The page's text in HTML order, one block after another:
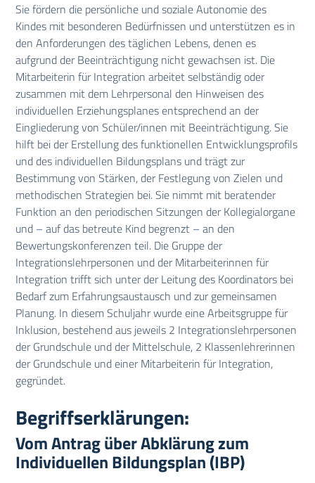
Sie fördern die persönliche und soziale Autonomie des
Kindes mit besonderen Bedürfnissen und unterstützen es in
den Anforderungen des täglichen Lebens, denen es
aufgrund der Beeinträchtigung nicht gewachsen ist. Die
Mitarbeiterin für Integration arbeitet selbständig oder
zusammen mit dem Lehrpersonal den Hinweisen des
individuellen Erziehungsplanes entsprechend an der
Eingliederung von Schüler/innen mit Beeinträchtigung. Sie
hilft bei der Erstellung des funktionellen Entwicklungsprofils
und des individuellen Bildungsplans und trägt zur
Bestimmung von Stärken, der Festlegung von Zielen und
methodischen Strategien bei. Sie nimmt mit beratender
Funktion an den periodischen Sitzungen der Kollegialorgane
und – auf das betreute Kind begrenzt – an den
Bewertungskonferenzen teil. Die Gruppe der
Integrationslehrpersonen und der Mitarbeiterinnen für
Integration trifft sich unter der Leitung des Koordinators bei
Bedarf zum Erfahrungsaustausch und zur gemeinsamen
Planung. In diesem Schuljahr wurde eine Arbeitsgruppe für
Inklusion, bestehend aus jeweils 2 Integrationslehrpersonen
der Grundschule und der Mittelschule, 2 Klassenlehrerinnen
der Grundschule und einer Mitarbeiterin für Integration,
gegründet.
Begriffserklärungen:
Vom Antrag über Abklärung zum
Individuellen Bildungsplan (IBP)